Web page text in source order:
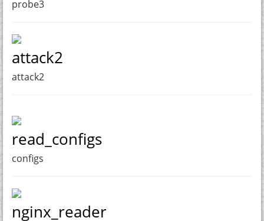
probe3
attack2
attack2
read_configs
configs
nginx_reader